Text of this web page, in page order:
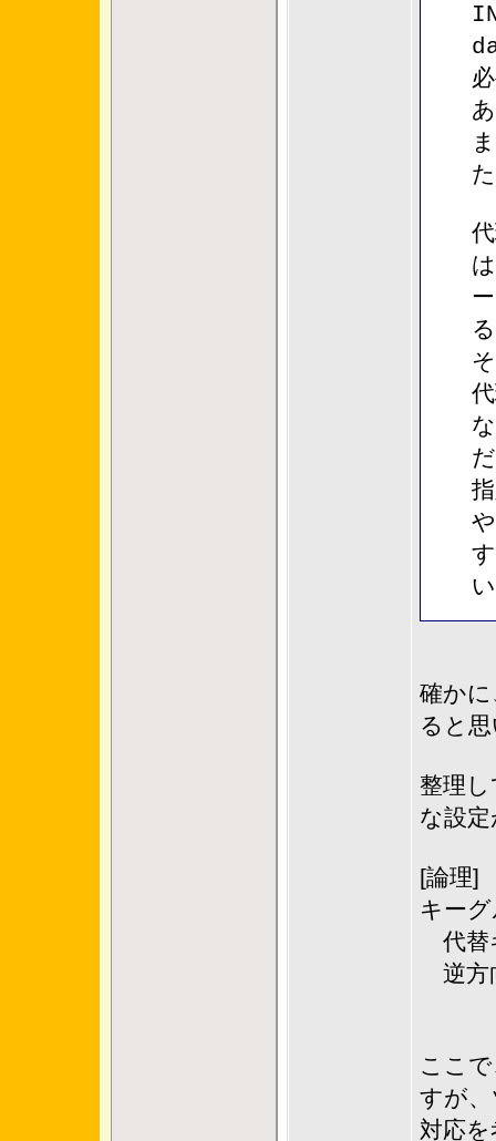
確か
ると
整理
な設
[
キ
代
逆
ここ
すが
対応